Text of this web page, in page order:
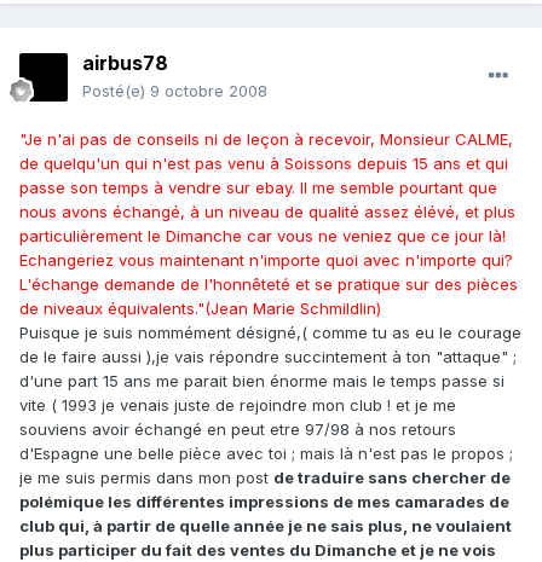
airbus78
Posté(e) 9 octobre 2008
"Je n'ai pas de conseils ni de leçon à recevoir, Monsieur CALME,
de quelqu'un qui n'est pas venu à Soissons depuis 15 ans et qui
passe son temps à vendre sur ebay. Il me semble pourtant que
nous avons échangé, à un niveau de qualité assez élévé, et plus
particulièrement le Dimanche car vous ne veniez que ce jour là!
Echangeriez vous maintenant n'importe quoi avec n'importe qui?
L'échange demande de l'honnêteté et se pratique sur des pièces
de niveaux équivalents."(Jean Marie Schmildlin)
Puisque je suis nommément désigné,( comme tu as eu le courage
de le faire aussi ),je vais répondre succintement à ton "attaque" ;
d'une part 15 ans me parait bien énorme mais le temps passe si
vite ( 1993 je venais juste de rejoindre mon club ! et je me
souviens avoir échangé en peut etre 97/98 à nos retours
d'Espagne une belle pièce avec toi ; mais là n'est pas le propos ;
je me suis permis dans mon post de traduire sans chercher de
polémique les différentes impressions de mes camarades de
club qui, à partir de quelle année je ne sais plus, ne voulaient
plus participer du fait des ventes du Dimanche et je ne vois